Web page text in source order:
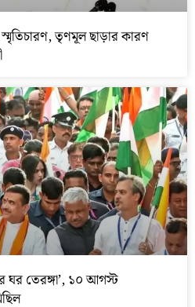
তৃণমূল ছাড়ার কারণ
ঘর তেরঙ্গা’, ১০ আগস্ট